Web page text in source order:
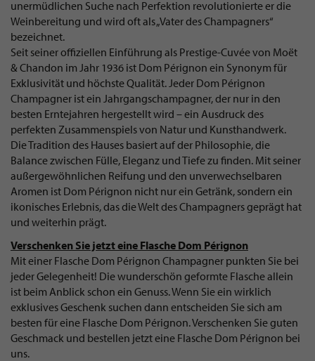
unermüdlichen Suche nach Perfektion revolutionierte er die
Weinbereitung und wird oft als „Vater des Champagners“
bezeichnet.
Seit seiner offiziellen Einführung als Prestige-Cuvée von Moët
& Chandon im Jahr 1936 ist Dom Pérignon ein Synonym für
Exklusivität und höchste Qualität. Jeder Dom Pérignon
Champagner ist ein Jahrgangschampagner, der nur in den
besten Erntejahren hergestellt wird – ein Ausdruck des
perfekten Zusammenspiels von Natur und Kunsthandwerk.
Die Tradition des Hauses basiert auf der Philosophie, die
Balance zwischen Fülle, Eleganz und Tiefe zu finden. Mit seiner
außergewöhnlichen Reifung und den unverwechselbaren
Aromen ist Dom Pérignon nicht nur ein Getränk, sondern ein
ikonisches Erlebnis, das die Welt des Champagners geprägt hat
und weiterhin prägt.
Verschenken Sie jetzt eine Flasche Dom Pérignon
Mit einer Flasche Dom Pérignon Champagner punkten Sie bei
jeder Gelegenheit! Die wunderschön geformte Flasche allein
ist beim Anblick schon ein Genuss. Wenn Sie ein wirklich
exklusives Geschenk suchen dann entscheiden Sie sich am
besten für eine Flasche Dom Pérignon. Verschenken Sie guten
Geschmack und bestellen jetzt eine Flasche Dom Pérignon bei
uns.